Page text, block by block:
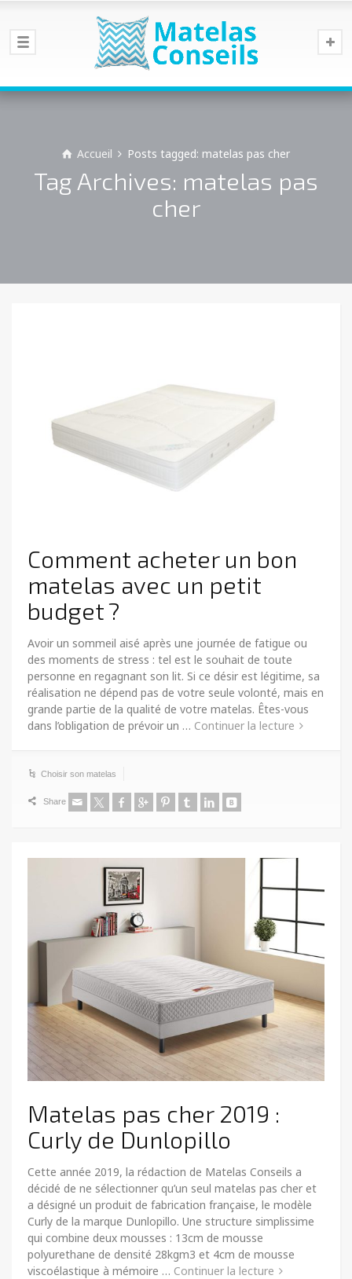
Accueil Posts tagged: matelas pas cher
Tag Archives: matelas pas
cher
Comment acheter un bon
matelas avec un petit
budget ?
Avoir un sommeil aisé après une journée de fatigue ou
des moments de stress : tel est le souhait de toute
personne en regagnant son lit. Si ce désir est légitime, sa
réalisation ne dépend pas de votre seule volonté, mais en
grande partie de la qualité de votre matelas. Êtes-vous
dans l’obligation de prévoir un … Continuer la lecture
Choisir son matelas
Share
Matelas pas cher 2019 :
Curly de Dunlopillo
Cette année 2019, la rédaction de Matelas Conseils a
décidé de ne sélectionner qu’un seul matelas pas cher et
a désigné un produit de fabrication française, le modèle
Curly de la marque Dunlopillo. Une structure simplissime
qui combine deux mousses : 13cm de mousse
polyurethane de densité 28kgm3 et 4cm de mousse
viscoélastique à mémoire … Continuer la lecture